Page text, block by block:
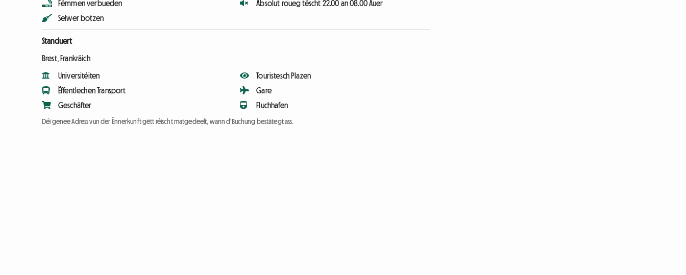
Fëmmen verbueden
Selwer botzen
Absolut roueg tëscht 22.00 an 08.00 Auer
Standuert
Brest, Frankräich
Universitéiten
Ëffentlechen Transport
Geschäfter
Touristesch Plazen
Gare
Fluchhafen
Déi genee Adress vun der Ënnerkunft gëtt réischt matgedeelt, wann d'Buchung bestätegt ass.